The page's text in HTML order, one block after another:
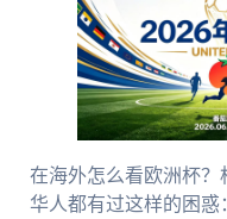
在海外怎么看欧洲杯？
华人都有过这样的困惑